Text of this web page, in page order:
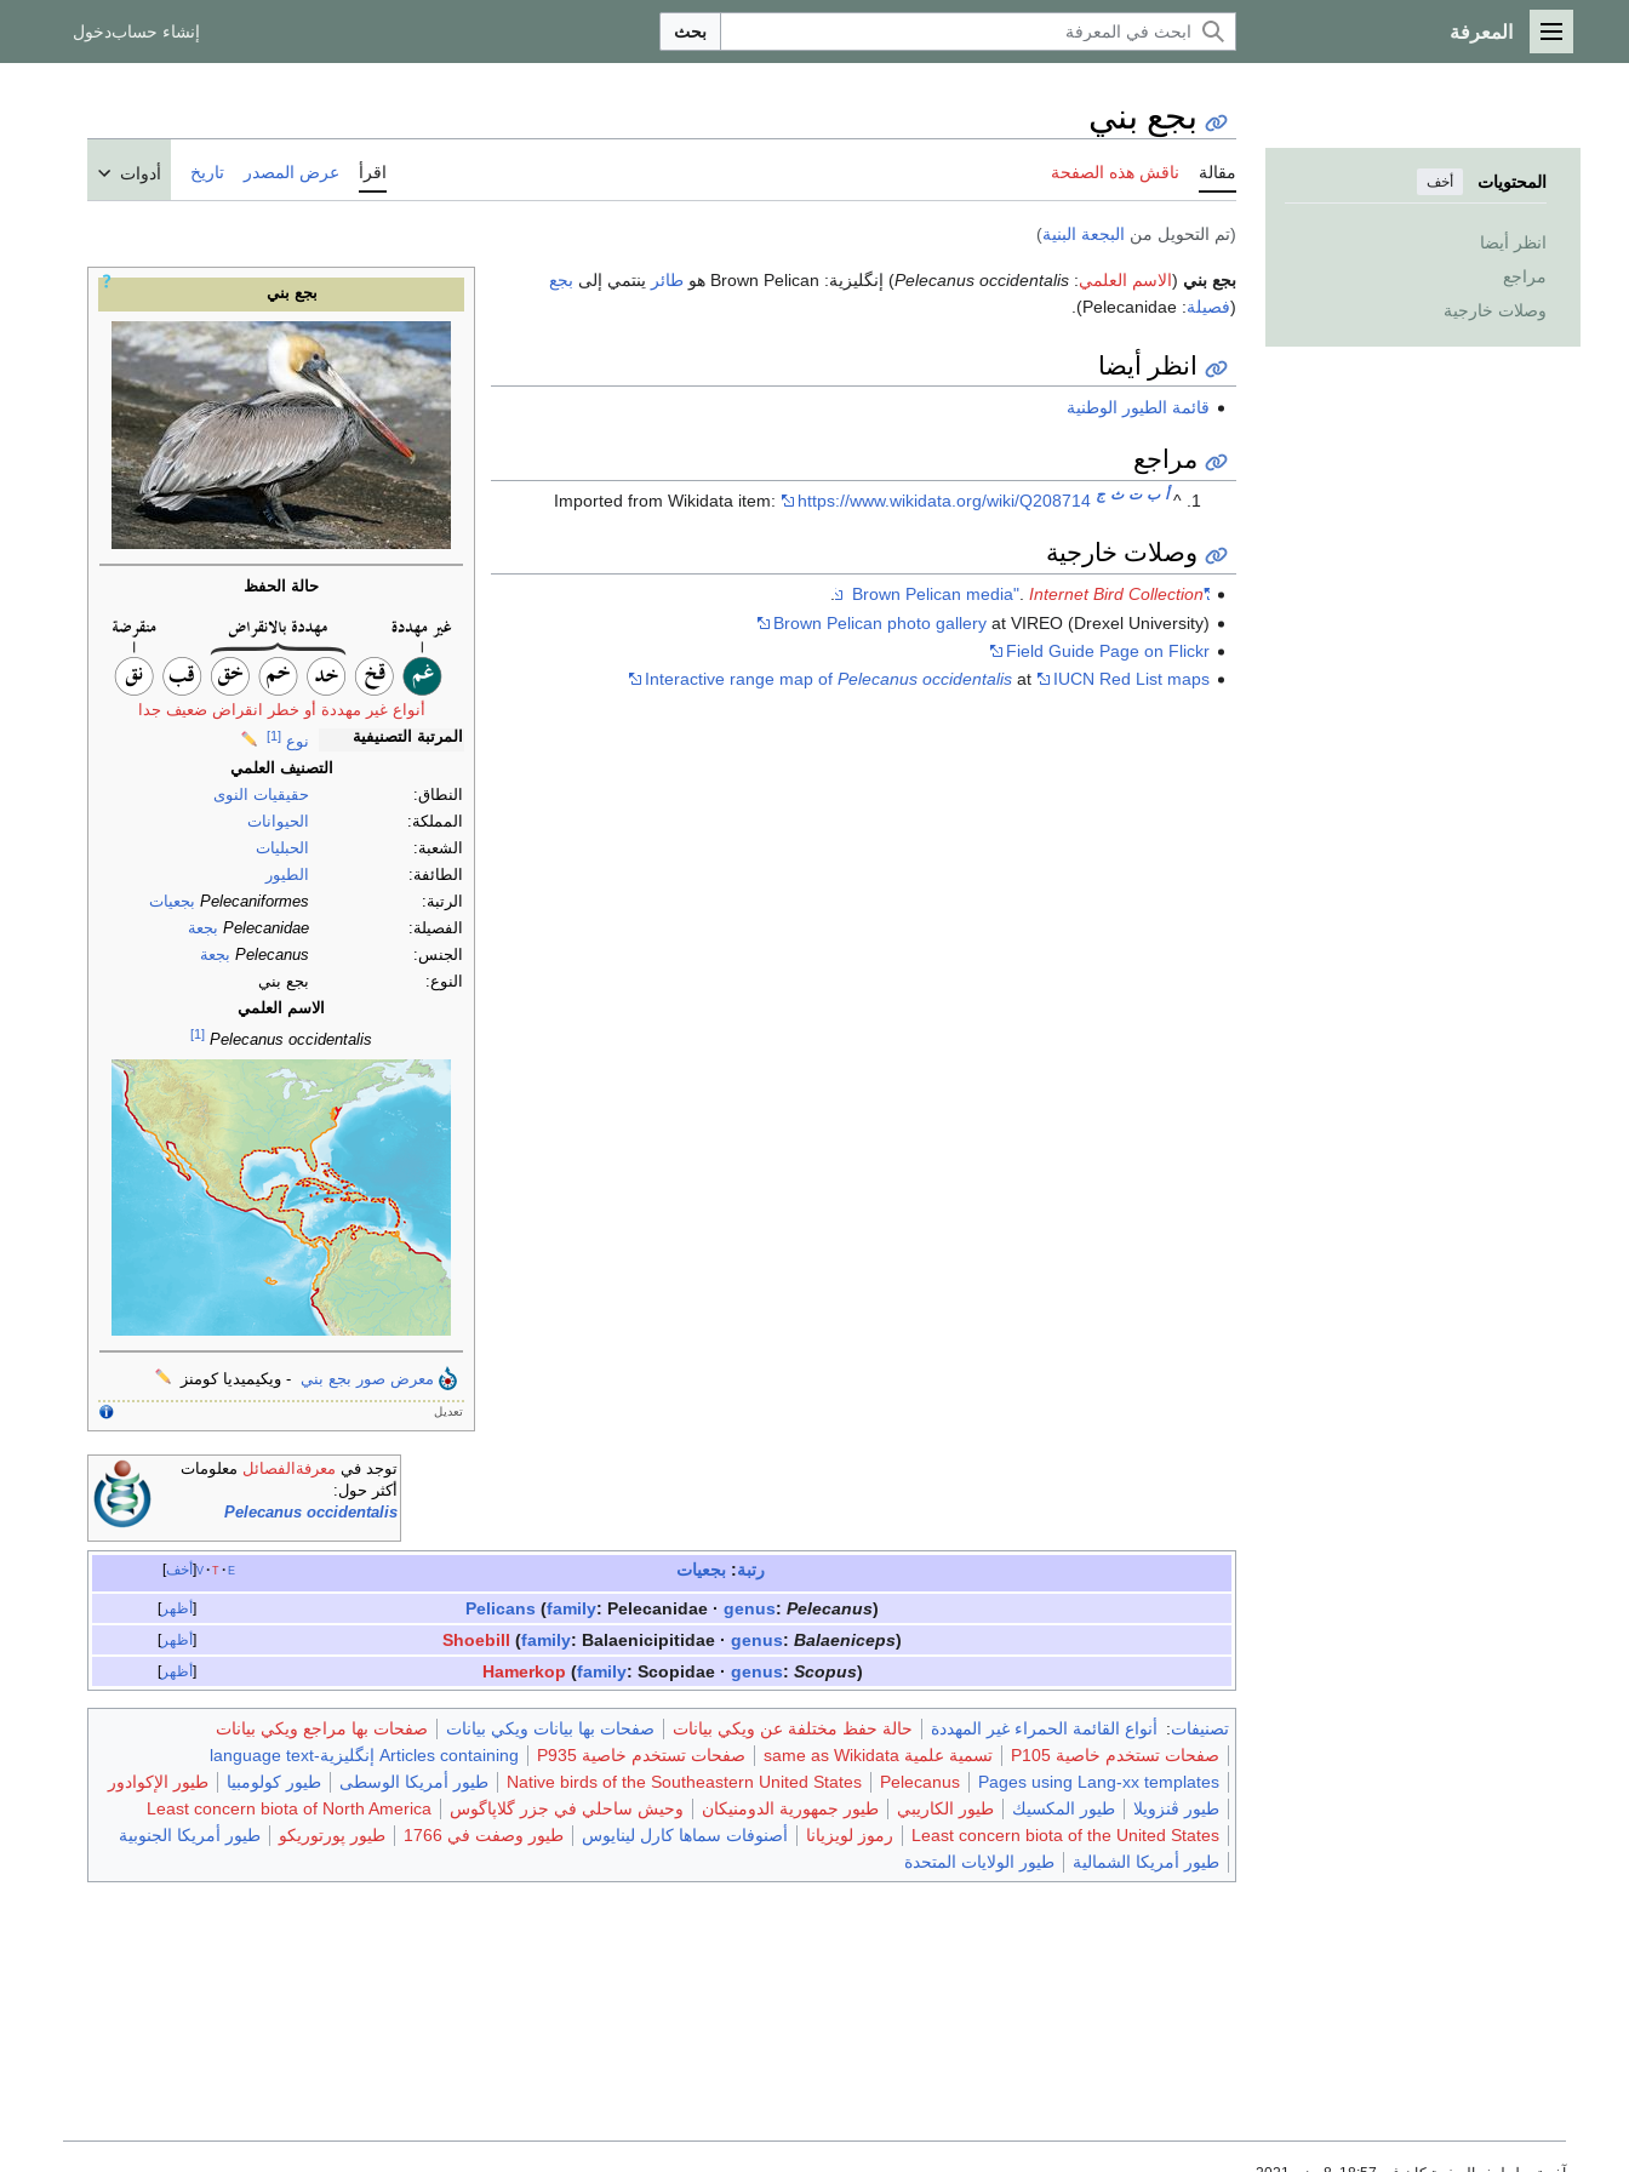
القائمة الرئيسية
المعرفة بحث إنشاء حسابدخول
المحتويات أخف
انظر أيضا
مراجع
وصلات خارجية
بجع بني
مقالة ناقش هذه الصفحة اقرأ عرض المصدر تاريخ أدوات
(تم التحويل من البجعة البنية)
بجع بني
حالة الحفظ
أنواع غير مهددة أو خطر انقراض ضعيف جدا
المرتبة التصنيفية
نوع [1]
التصنيف العلمي
النطاق:
حقيقيات النوى
المملكة:
الحيوانات
الشعبة:
الحبليات
الطائفة:
الطيور
الرتبة:
Pelecaniformes بجعيات
الفصيلة:
Pelecanidae بجعة
الجنس:
Pelecanus بجعة
النوع:
بجع بني
الاسم العلمي
Pelecanus occidentalis
[1]
معرض صور بجع بني - ويكيميديا كومنز
تعديل
بجع بني (الاسم العلمي:
Pelecanus occidentalis) إنگليزية: Brown Pelican هو طائر ينتمي إلى بجع
(فصيلة: Pelecanidae).
انظر أيضا
قائمة الطيور الوطنية
مراجع
^أ ب ت ث ج Imported from Wikidata item: https://www.wikidata.org/wiki/Q208714
وصلات خارجية
توجد في معرفةالفصائل معلومات
أكثر حول:
Pelecanus occidentalis
"Brown Pelican media"
. Internet Bird Collection
.
Brown Pelican photo galleryat VIREO (Drexel University)
Field Guide Page on Flickr
Interactive range map of Pelecanus occidentalisat IUCN Red List maps
أخف v t e رتبة: بجعيات
أظهر Pelicans (family: Pelecanidae ·genus:Pelecanus)
أظهر Shoebill (family: Balaenicipitidae ·genus:Balaeniceps)
أظهر Hamerkop (family: Scopidae · genus: Scopus)
تصنيفات: أنواع القائمة الحمراء غير المهددة حالة حفظ مختلفة عن ويكي بيانات صفحات بها بيانات ويكي بيانات
صفحات بها مراجع ويكي بيانات
صفحات تستخدم خاصية P105
تسمية علمية same as Wikidata صفحات تستخدم خاصية P935
Articles containing إنگليزية-language text
Pages using Lang-xx templates
Pelecanus
Native birds of the Southeastern United States طيور أمريكا الوسطى طيور كولومبيا
طيور الإكوادور
طيور ڤنزويلا
طيور المكسيك طيور الكاريبي طيور جمهورية الدومنيكان وحيش ساحلي في جزر گلاپاگوس
Least concern biota of North America
Least concern biota of the United States
رموز لويزيانا أصنوفات سماها كارل لينايوس طيور وصفت في 1766 طيور پورتوريكو
طيور أمريكا الجنوبية
طيور أمريكا الشمالية
طيور الولايات المتحدة